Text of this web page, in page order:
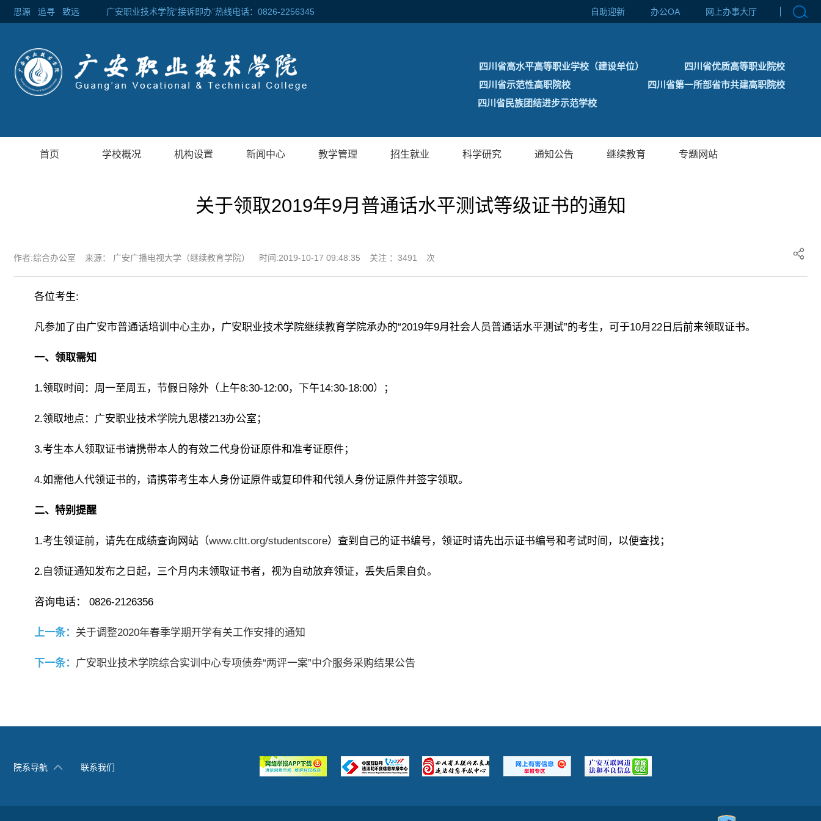
思源 追寻 致远 广安职业技术学院“接诉即办”热线电话：0826-2256345 自助迎新 办公OA 网上办事大厅
四川省高水平高等职业学校（建设单位）
四川省优质高等职业院校
四川省示范性高职院校
四川省第一所部省市共建高职院校
四川省民族团结进步示范学校
首页 学校概况 机构设置 新闻中心 教学管理 招生就业 科学研究 通知公告 继续教育 专题网站
关于领取2019年9月普通话水平测试等级证书的通知
作者:综合办公室 来源： 广安广播电视大学（继续教育学院） 时间:2019-10-17 09:48:35 关注 ： 3491 次
各位考生:
凡参加了由广安市普通话培训中心主办，广安职业技术学院继续教育学院承办的“2019年9月社会人员普通话水平测试”的考生，可于10月22日后前来领取证书。
一、领取需知
1.领取时间：周一至周五，节假日除外（上午8:30-12:00，下午14:30-18:00）；
2.领取地点：广安职业技术学院九思楼213办公室；
3.考生本人领取证书请携带本人的有效二代身份证原件和准考证原件；
4.如需他人代领证书的，请携带考生本人身份证原件或复印件和代领人身份证原件并签字领取。
二、特别提醒
1.考生领证前，请先在成绩查询网站（www.cltt.org/studentscore）查到自己的证书编号，领证时请先出示证书编号和考试时间，以便查找；
2.自领证通知发布之日起，三个月内未领取证书者，视为自动放弃领证，丢失后果自负。
咨询电话： 0826-2126356
上一条： 关于调整2020年春季学期开学有关工作安排的通知
下一条： 广安职业技术学院综合实训中心专项债券“两评一案”中介服务采购结果公告
院系导航 联系我们